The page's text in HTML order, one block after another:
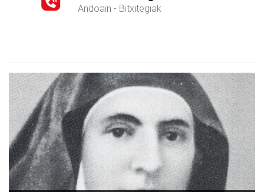
Andoain - Bitxitegiak